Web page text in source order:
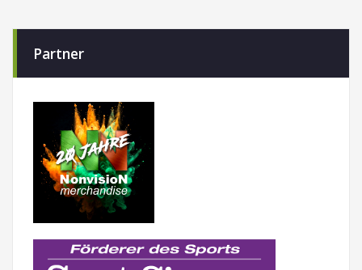
Partner